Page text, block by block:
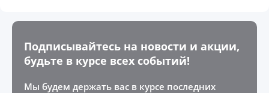
Подписывайтесь на новости и акции,
будьте в курсе всех событий!
Мы будем держать вас в курсе последних